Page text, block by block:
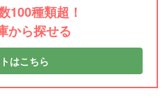
100種類超！
から探せる
はこちら